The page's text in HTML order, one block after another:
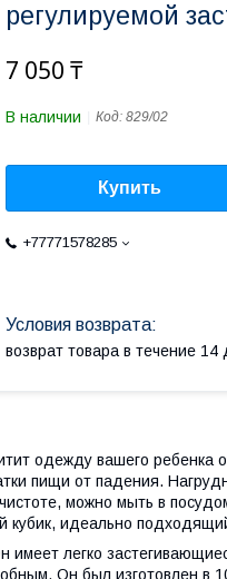
регулируемой
7 050 ₸
В наличии Код: 829/02
Купить
+77771578285
возврат товара в течение 14
одежду вашего ребенка
пищи от падения.
можно мыть в
кубик, идеально
имеет легко
Он был изготовлен в